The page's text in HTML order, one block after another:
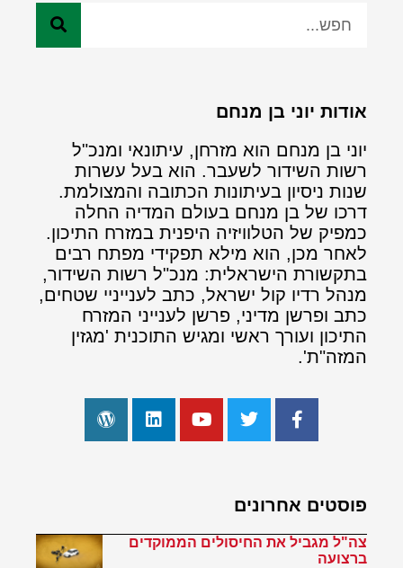
אודות יוני בן מנחם
יוני בן מנחם הוא מזרחן, עיתונאי ומנכ"ל
רשות השידור לשעבר. הוא בעל עשרות
שנות ניסיון בעיתונות הכתובה והמצולמת.
דרכו של בן מנחם בעולם המדיה החלה
כמפיק של הטלוויזיה היפנית במזרח התיכון.
לאחר מכן, הוא מילא תפקידי מפתח רבים
בתקשורת הישראלית: מנכ"ל רשות השידור,
מנהל רדיו קול ישראל, כתב לענייניי שטחים,
כתב ופרשן מדיני, פרשן לענייני המזרח
התיכון ועורך ראשי ומגיש התוכנית 'מגזין
המזה"ת'.
פוסטים אחרונים
צה"ל מגביל את החיסולים הממוקדים
ברצועה